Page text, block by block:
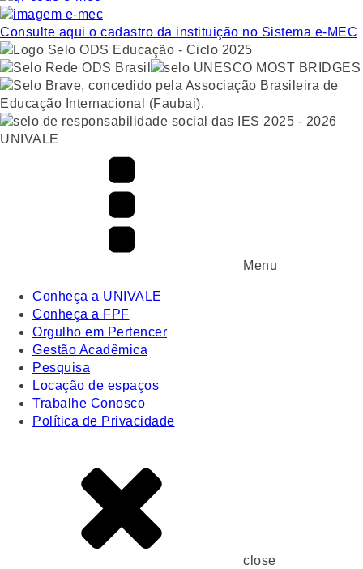
Consulte aqui o cadastro da instituição no Sistema e-MEC
UNIVALE
Menu
Conheça a UNIVALE
Conheça a FPF
Orgulho em Pertencer
Gestão Acadêmica
Pesquisa
Locação de espaços
Trabalhe Conosco
Política de Privacidade
close